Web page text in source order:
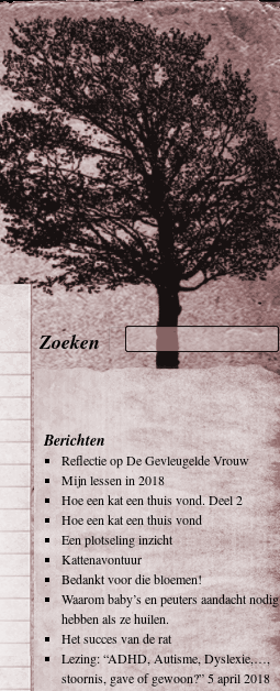
Berichten
Reflectie op De Gevleugelde Vrouw
Mijn lessen in 2018
Hoe een kat een thuis vond. Deel 2
Hoe een kat een thuis vond
Een plotseling inzicht
Kattenavontuur
Bedankt voor die bloemen!
Waarom baby’s en peuters aandacht nodig
hebben als ze huilen.
Het succes van de rat
Lezing: “ADHD, Autisme, Dyslexie,…,
stoornis, gave of gewoon?” 5 april 2018